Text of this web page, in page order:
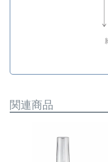
関連商品